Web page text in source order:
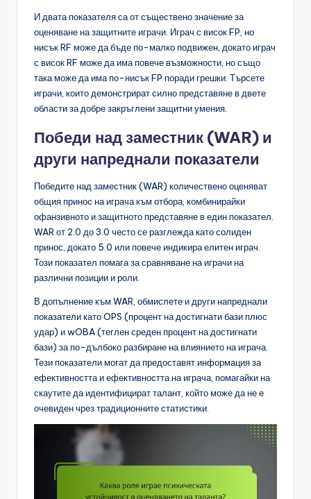
И двата показателя са от съществено значение за
оценяване на защитните играчи. Играч с висок FP, но
нисък RF може да бъде по-малко подвижен, докато играч
с висок RF може да има повече възможности, но също
така може да има по-нисък FP поради грешки. Търсете
играчи, които демонстрират силно представяне в двете
области за добре закръглени защитни умения.
Победи над заместник (WAR) и
други напреднали показатели
Победите над заместник (WAR) количествено оценяват
общия принос на играча към отбора, комбинирайки
офанзивното и защитното представяне в един показател.
WAR от 2.0 до 3.0 често се разглежда като солиден
принос, докато 5.0 или повече индикира елитен играч.
Този показател помага за сравняване на играчи на
различни позиции и роли.
В допълнение към WAR, обмислете и други напреднали
показатели като OPS (процент на достигнати бази плюс
удар) и wOBA (теглен среден процент на достигнати
бази) за по-дълбоко разбиране на влиянието на играча.
Тези показатели могат да предоставят информация за
ефективността и ефективността на играча, помагайки на
скаутите да идентифицират талант, който може да не е
очевиден чрез традиционните статистики.